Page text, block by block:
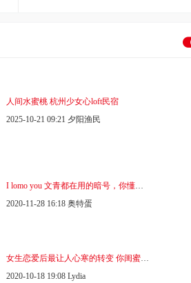
人间水蜜桃 杭州少女心loft民宿
2025-10-21 09:21 夕阳渔民
I lomo you 文青都在用的暗号，你懂吗？
2020-11-28 16:18 奥特蛋
女生恋爱后最让人心寒的转变 你闺蜜也是这样吗 ...
2020-10-18 19:08 Lydia